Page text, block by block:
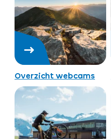
Overzicht webcams